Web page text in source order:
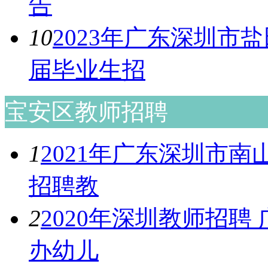
102023年广东深圳市
届毕业生招
宝安区教师招聘
12021年广东深圳市南
招聘教
22020年深圳教师招聘
办幼儿